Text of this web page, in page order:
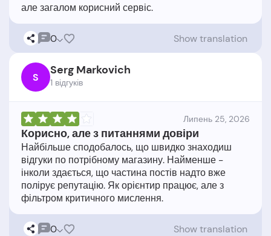
0 Show translation
S Serg Markovich
1 відгукiв
Липень 25, 2026
Корисно, але з питаннями довіри
Найбільше сподобалось, що швидко знаходиш
відгуки по потрібному магазину. Найменше -
інколи здається, що частина постів надто вже
полірує репутацію. Як орієнтир працює, але з
0 Show translation